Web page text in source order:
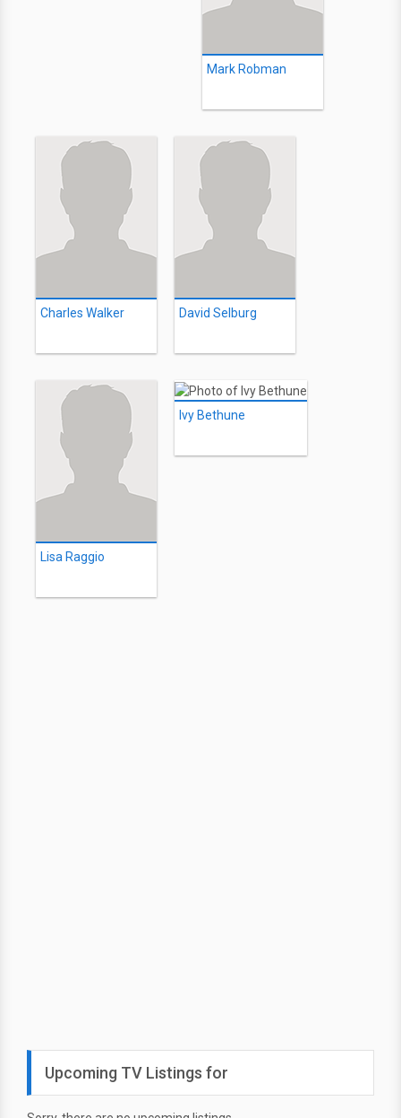
Mark Robman
Charles Walker David Selburg
Lisa Raggio
Ivy Bethune
Upcoming TV Listings for